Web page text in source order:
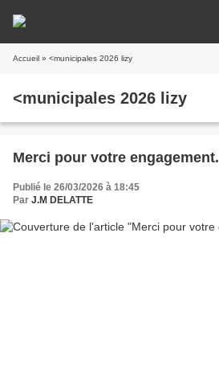
Accueil » <municipales 2026 lizy
<municipales 2026 lizy
Merci pour votre engagement.
Publié le 26/03/2026 à 18:45
Par J.M DELATTE